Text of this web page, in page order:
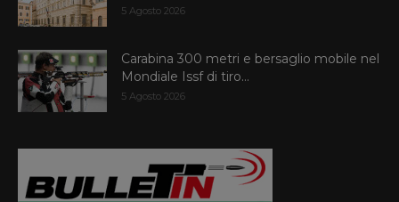
5 Agosto 2026
Carabina 300 metri e bersaglio mobile nel
Mondiale Issf di tiro...
5 Agosto 2026